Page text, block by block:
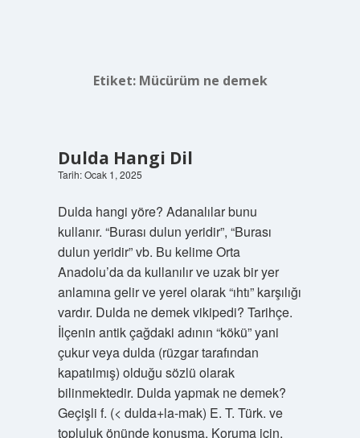
Etiket: Mücürüm ne demek
Dulda Hangi Dil
Tarih: Ocak 1, 2025
Dulda hangi yöre? Adanalılar bunu
kullanır. “Burası dulun yeridir”, “Burası
dulun yeridir” vb. Bu kelime Orta
Anadolu’da da kullanılır ve uzak bir yer
anlamına gelir ve yerel olarak “ıhtı” karşılığı
vardır. Dulda ne demek vikipedi? Tarihçe.
İlçenin antik çağdaki adının “kökü” yani
çukur veya dulda (rüzgar tarafından
kapatılmış) olduğu sözlü olarak
bilinmektedir. Dulda yapmak ne demek?
Geçişli f. (< dulda+la-mak) E. T. Türk. ve
topluluk önünde konuşma. Koruma için,